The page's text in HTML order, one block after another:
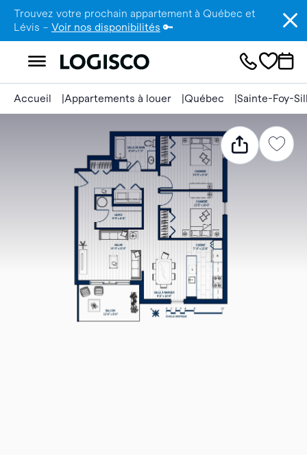
Trouvez votre prochain appartement à Québec et
Lévis – Voir nos disponibilités 🔑
Accueil Appartements à louer Québec Sainte-Foy-